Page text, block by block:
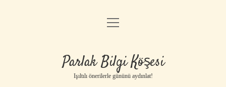
Anasayfa
Yasal Uyarı
menüyü
Parlak Bilgi Köşesi
Işıltılı önerilerle gününü aydınlat!